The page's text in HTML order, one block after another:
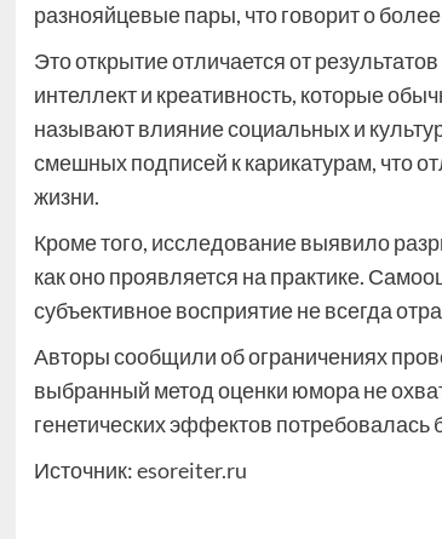
разнояйцевые пары, что говорит о
Это открытие отличается от
интеллект и креативность, которые
называют влияние социальных и
смешных подписей к карикатурам, что
жизни.
Кроме того, исследование выявило
как оно проявляется на практике.
субъективное восприятие не всегда
Авторы сообщили об ограничениях
выбранный метод оценки юмора не
генетических эффектов
Источник:esoreiter.ru